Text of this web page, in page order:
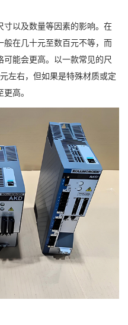
寸以及数量等因素的影响。在
在几十元至数百元不等，而
能会更高。以一款常见的尺
左右，但如果是特殊材质或定
高。